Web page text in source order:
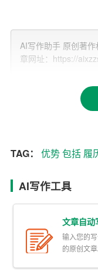
履历表应尽量简洁
履历表足以展示你
2. 求职意向：简要说
3. 教育背景：从最
业、毕业时间等。
AI写作助手 原创著
章网址：https://
TAG： 优势包括 履
AI写作工具
文章自动
输入您的
的原创文章